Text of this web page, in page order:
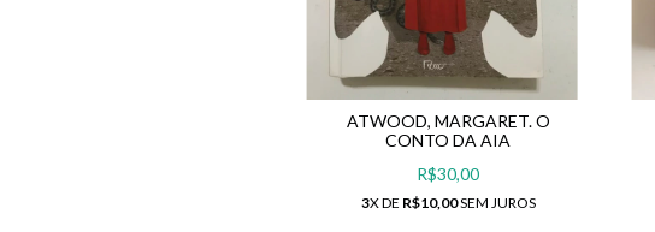
ATWOOD, MARGARET. O
CONTO DA AIA
R$30,00
3X DE R$10,00SEM JUROS